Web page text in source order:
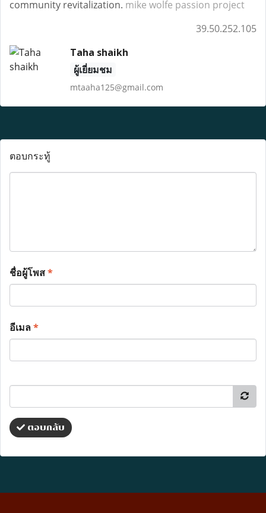
community revitalization. mike wolfe passion project
39.50.252.105
Taha shaikh
ผู้เยี่ยมชม
mtaaha125@gmail.com
ตอบกระทู้
ชื่อผู้โพส*
อีเมล*
ตอบกลับ